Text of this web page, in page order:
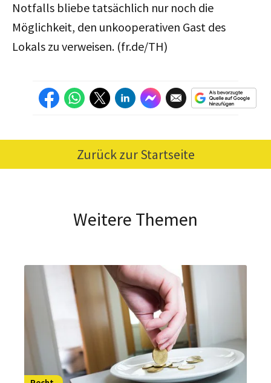
Notfalls bliebe tatsächlich nur noch die
Möglichkeit, den unkooperativen Gast des
Lokals zu verweisen. (fr.de/TH)
Zurück zur Startseite
Weitere Themen